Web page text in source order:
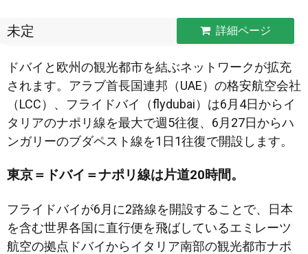
未定 詳細ページ
ドバイと欧州の観光都市を結ぶネットワークが拡充
されます。アラブ首長国連邦（UAE）の格安航空会社
（LCC）、フライドバイ（flydubai）は6月4日からイ
タリアのナポリ線を最大で週5往復、6月27日からハ
ンガリーのブダペスト線を1日1往復で開設します。
東京＝ドバイ＝ナポリ線は片道20時間。
フライドバイが6月に2路線を開設することで、日本
を含む世界各国に直行便を飛ばしているエミレーツ
航空の拠点ドバイからイタリア南部の観光都市ナポ